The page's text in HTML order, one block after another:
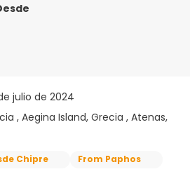
julio de 2024
, Aegina Island, Grecia , Atenas,
Chipre From Paphos